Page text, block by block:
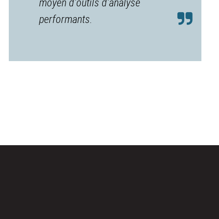
performants.